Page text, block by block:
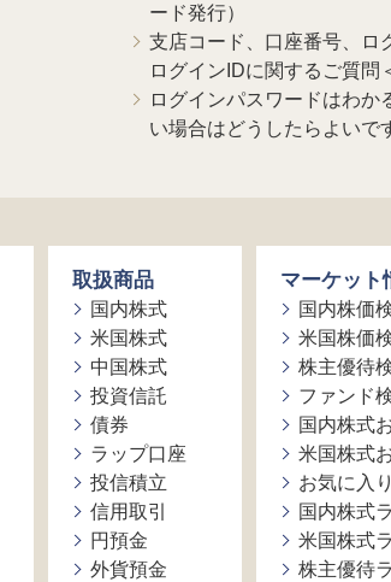
ード発行）
支店コード、口座番号、ロ
ログインIDに関するご質問
ログインパスワードはわか
い場合はどうしたらよいで
取扱商品
国内株式
米国株式
中国株式
投資信託
債券
ラップ口座
投信積立
信用取引
円預金
外貨預金
マーケット
国内株価
米国株価
株主優待
ファンド
国内株式
米国株式
お気に入
国内株式
米国株式
株主優待